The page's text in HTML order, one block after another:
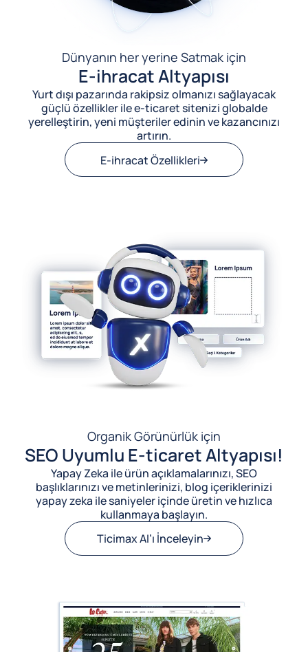
Dünyanın her yerine Satmak için
E-ihracat Altyapısı
Yurt dışı pazarında rakipsiz olmanızı sağlayacak
güçlü özellikler ile e-ticaret sitenizi globalde
yerelleştirin, yeni müşteriler edinin ve kazancınızı
artırın.
E-ihracat Özellikleri
Organik Görünürlük için
SEO Uyumlu E-ticaret Altyapısı!
Yapay Zeka ile ürün açıklamalarınızı, SEO
başlıklarınızı ve metinlerinizi, blog içeriklerinizi
yapay zeka ile saniyeler içinde üretin ve hızlıca
kullanmaya başlayın.
Ticimax AI’ı İnceleyin